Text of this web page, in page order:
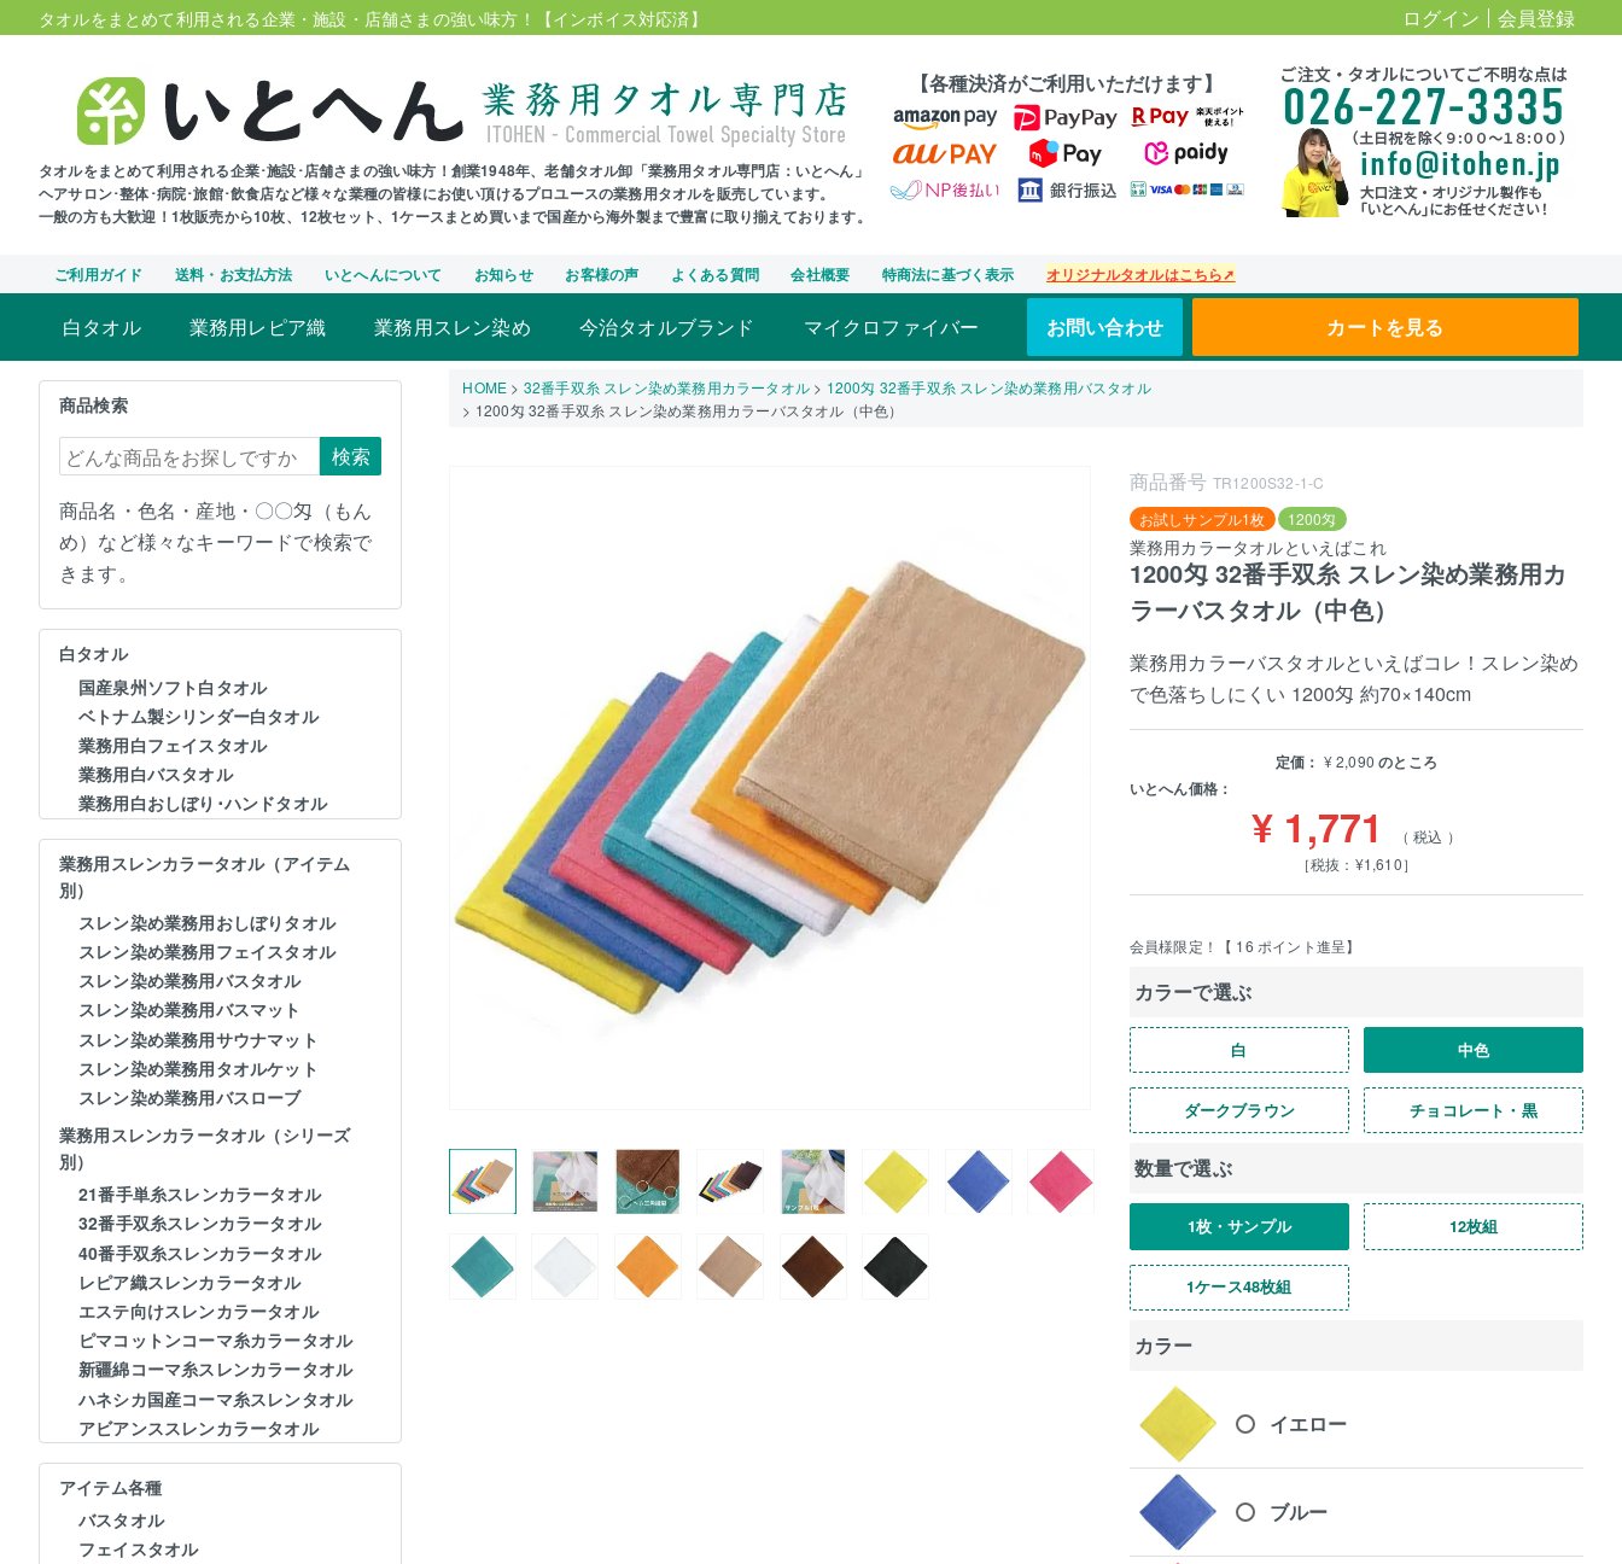
タオルをまとめて利用される企業・施設・店舗さまの強い味方！ 【インボイス対応済】 ログイン 会員登録
タオルをまとめて利用される企業･施設･店舗さまの強い味方！創業1948年、老舗タオル卸「業務用タオル専門店：いとへん」
ヘアサロン･整体･病院･旅館･飲食店など様々な業種の皆様にお使い頂けるプロユースの業務用タオルを販売しています。
一般の方も大歓迎！1枚販売から10枚、12枚セット、1ケースまとめ買いまで国産から海外製まで豊富に取り揃えております。
【各種決済がご利用いただけます】
ご利用ガイド 送料・お支払方法 いとへんについて お知らせ お客様の声 よくある質問 会社概要 特商法に基づく表示 オリジナルタオルはこちら➚
白タオル 業務用レピア織 業務用スレン染め 今治タオルブランド マイクロファイバー お問い合わせ カートを見る
商品検索
検索
商品名・色名・産地・〇〇匁（もん
め）など様々なキーワードで検索で
きます。
白タオル
国産泉州ソフト白タオル
ベトナム製シリンダー白タオル
業務用白フェイスタオル
業務用白バスタオル
業務用白おしぼり･ハンドタオル
業務用スレンカラータオル（アイテム
別）
スレン染め業務用おしぼりタオル
スレン染め業務用フェイスタオル
スレン染め業務用バスタオル
スレン染め業務用バスマット
スレン染め業務用サウナマット
スレン染め業務用タオルケット
スレン染め業務用バスローブ
業務用スレンカラータオル（シリーズ
別）
21番手単糸スレンカラータオル
32番手双糸スレンカラータオル
40番手双糸スレンカラータオル
レピア織スレンカラータオル
エステ向けスレンカラータオル
ピマコットンコーマ糸カラータオル
新疆綿コーマ糸スレンカラータオル
ハネシカ国産コーマ糸スレンタオル
アビアンススレンカラータオル
アイテム各種
バスタオル
フェイスタオル
HOME 32番手双糸 スレン染め業務用カラータオル
1200匁 32番手双糸 スレン染め業務用バスタオル
1200匁 32番手双糸 スレン染め業務用カラーバスタオル（中色）
商品番号 TR1200S32-1-C
お試しサンプル1枚
1200匁
業務用カラータオルといえばこれ
1200匁 32番手双糸 スレン染め業務用カ
ラーバスタオル（中色）
業務用カラーバスタオルといえばコレ！スレン染め
で色落ちしにくい 1200匁 約70×140cm
定価： ¥2,090 のところ
いとへん価格：
¥ 1,771
税込
［税抜：¥1,610］
会員様限定！【 16 ポイント進呈】
カラーで選ぶ
白 中色
ダークブラウン チョコレート・黒
数量で選ぶ
1枚・サンプル 12枚組
1ケース48枚組
カラー
イエロー
ブルー